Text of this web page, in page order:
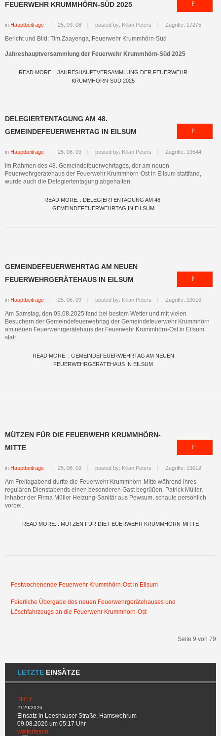
FEUERWEHR KRUMMHÖRN-SÜD 2025
in Hauptbeiträge 25. 09. 08 posted by: Kilian Peters Zugriffe: 17275
Bericht und Bild: Tim Zaayenga, Feuerwehr Krummhörn-Süd
Jahreshauptversammlung der Feuerwehr Krummhörn-Süd 2025
READ MORE: : JAHRESHAUPTVERSAMMLUNG DER FEUERWEHR
KRUMMHÖRN-SÜD 2025
DELEGIERTENTAGUNG AM 48.
GEMEINDEFEUERWEHRTAG IN EILSUM
in Hauptbeiträge 25. 08. 09 posted by: Kilian Peters Zugriffe: 19544
Im Rahmen des 48. Gemeindefeuerwehrtages, der am neuen
Feuerwehrgerätehaus der Feuerwehr Krummhörn-Ost in Eilsum stattfand,
wurde auch die Delegiertentagung abgehalten.
READ MORE: : DELEGIERTENTAGUNG AM 48.
GEMEINDEFEUERWEHRTAG IN EILSUM
GEMEINDEFEUERWEHRTAG AM NEUEN
FEUERWEHRGERÄTEHAUS IN EILSUM
in Hauptbeiträge 25. 08. 09 posted by: Kilian Peters Zugriffe: 19016
Am Samstag, den 09.08.2025 fand bei bestem Wetter und mit vielen
Besuchern der Gemeindefeuerwehrtag der Gemeindefeuerwehr Krummhörn
am neuen Feuerwehrgerätehaus der Feuerwehr Krummhörn-Ost in Eilsum
statt.
READ MORE: : GEMEINDEFEUERWEHRTAG AM NEUEN
FEUERWEHRGERÄTEHAUS IN EILSUM
MÜTZEN FÜR DIE FEUERWEHR KRUMMHÖRN-
MITTE
in Hauptbeiträge 25. 08. 09 posted by: Kilian Peters Zugriffe: 19012
Am Freitagabend durfte die Feuerwehr Krummhörn-Mitte während ihres
regulären Dienstabends einen besonderen Gast begrüßen. Patrick Müller,
Inhaber der Firma Müller Heizung-Sanitär aus Pewsum, schaute persönlich
vorbei.
READ MORE: : MÜTZEN FÜR DIE FEUERWEHR KRUMMHÖRN-MITTE
Festwochenende Feuerwehr Krummhörn-Ost in Eilsum
Feierliche Übergabe des neuen Feuerwehrgerätehauses und
Löschfahrzeugs an die Feuerwehr Krummhörn-Ost
Seite 9 von 79
LETZTE EINSÄTZE
TH1Y
#129/2026
Einsatz in Leeshauser Straße, Hamswehrum
09.08.2026 um 05:17 Uhr
weiterlesen